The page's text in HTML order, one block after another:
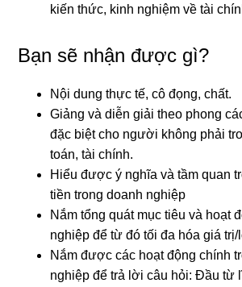
kiến thức, kinh nghiệm về tài
Bạn sẽ nhận được gì?
Nội dung thực tế, cô đọng, chất.
Giảng và diễn giải theo phong
đặc biệt cho người không phải
toán, tài chính.
Hiểu được ý nghĩa và tầm quan
tiền trong doanh nghiệp
Nắm tổng quát mục tiêu và hoạt
nghiệp để từ đó tối đa hóa giá
Nắm được các hoạt động chính
nghiệp để trả lời câu hỏi: Đầu từ